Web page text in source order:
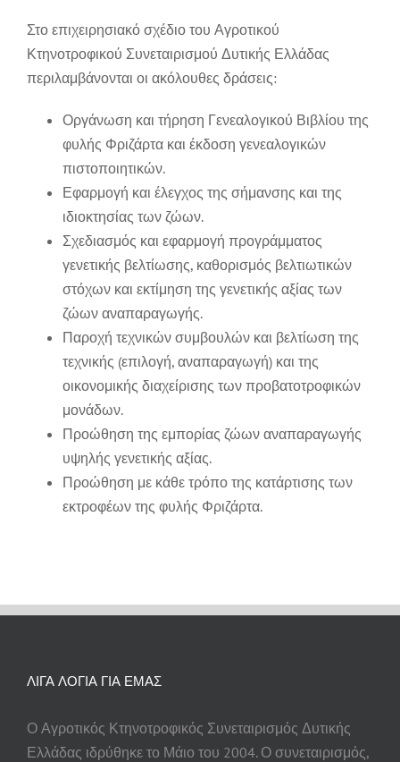
Στο επιχειρησιακό σχέδιο του Αγροτικού
Κτηνοτροφικού Συνεταιρισμού Δυτικής Ελλάδας
περιλαμβάνονται οι ακόλουθες δράσεις:
Οργάνωση και τήρηση Γενεαλογικού Βιβλίου της
φυλής Φριζάρτα και έκδοση γενεαλογικών
πιστοποιητικών.
Εφαρμογή και έλεγχος της σήμανσης και της
ιδιοκτησίας των ζώων.
Σχεδιασμός και εφαρμογή προγράμματος
γενετικής βελτίωσης, καθορισμός βελτιωτικών
στόχων και εκτίμηση της γενετικής αξίας των
ζώων αναπαραγωγής.
Παροχή τεχνικών συμβουλών και βελτίωση της
τεχνικής (επιλογή, αναπαραγωγή) και της
οικονομικής διαχείρισης των προβατοτροφικών
μονάδων.
Προώθηση της εμπορίας ζώων αναπαραγωγής
υψηλής γενετικής αξίας.
Προώθηση με κάθε τρόπο της κατάρτισης των
εκτροφέων της φυλής Φριζάρτα.
ΛΙΓΑ ΛΟΓΙΑ ΓΙΑ ΕΜΑΣ
Ο Αγροτικός Κτηνοτροφικός Συνεταιρισμός Δυτικής
Ελλάδας ιδρύθηκε το Μάιο του 2004. Ο συνεταιρισμός,